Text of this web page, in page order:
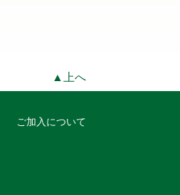
▲上へ
ご加入について